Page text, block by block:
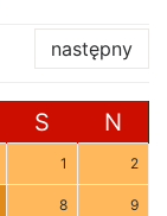
następny
S N
1 2
8 9